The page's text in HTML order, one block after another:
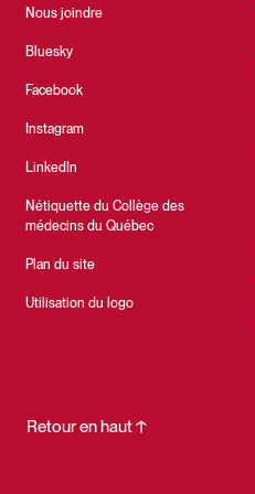
Nous joindre
Bluesky
Facebook
Instagram
LinkedIn
Nétiquette du Collège des
médecins du Québec
Plan du site
Utilisation du logo
Retour en haut